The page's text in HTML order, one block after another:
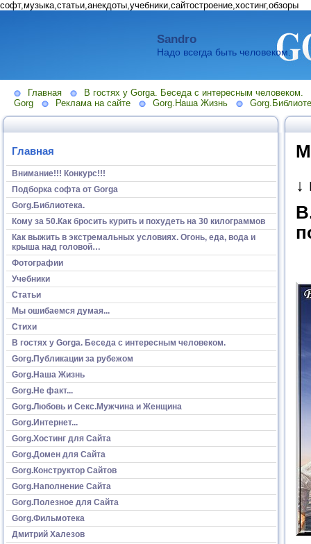
софт,музыка,статьи,анекдоты,учебники,сайтостроение,хостинг,обзоры
Sandro
Надо всегда быть человеком.
Главная
В гостях у Gorga. Беседа с интересным человеком.
Gorg
Реклама на сайте Gorg.Наша Жизнь
Главная
Внимание!!! Конкурс!!!
Подборка софта от Gorga
Gorg.Библиотека.
Кому за 50.Как бросить курить и похудеть на 30 килограммов
Как выжить в экстремальных условиях. Огонь, еда, вода и
крыша над головой…
Фотографии
Учебники
Статьи
Мы ошибаемся думая...
Стихи
В гостях у Gorga. Беседа с интересным человеком.
Gorg.Публикации за рубежом
Gorg.Наша Жизнь
Gorg.Не факт...
Gorg.Любовь и Секс.Мужчина и Женщина
Gorg.Интернет...
Gorg.Хостинг для Сайта
Gorg.Домен для Сайта
Gorg.Конструктор Сайтов
Gorg.Наполнение Сайта
Gorg.Полезное для Сайта
Gorg.Фильмотека
Дмитрий Халезов